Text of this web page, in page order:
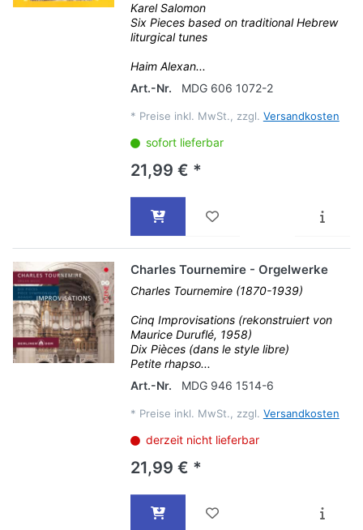
Karel Salomon
Six Pieces based on traditional Hebrew
liturgical tunes
Haim Alexan...
Art.-Nr.
MDG 606 1072-2
* Preise inkl. MwSt., zzgl. Versandkosten
sofort lieferbar
21,99 € *
Charles Tournemire - Orgelwerke
Charles Tournemire (1870-1939)
Cinq Improvisations (rekonstruiert von
Maurice Duruflé, 1958)
Dix Pièces (dans le style libre)
Petite rhapso...
Art.-Nr.
MDG 946 1514-6
* Preise inkl. MwSt., zzgl. Versandkosten
derzeit nicht lieferbar
21,99 € *